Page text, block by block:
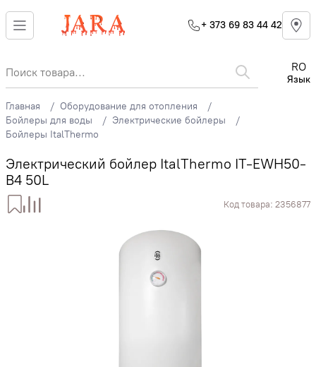
+ 373 69 83 44 42
RO
Язык
Главная
Оборудование для отопления
Бойлеры для воды
Электрические бойлеры
Бойлеры ItalThermo
Электрический бойлер ItalThermo IT-EWH50-
B4 50L
Код товара: 2356877